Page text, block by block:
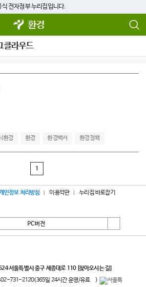
전자정부 누리집입니다.
환경
클라우드
환경 환경 환경백서 환경정책
1
인정보 처리방침 이용약관 누리집 바로잡기
PC버전
서울특별시 중구 세종대로 110 [찾아오시는 길]
02-731-2120(365일 24시간 운영/유료
)